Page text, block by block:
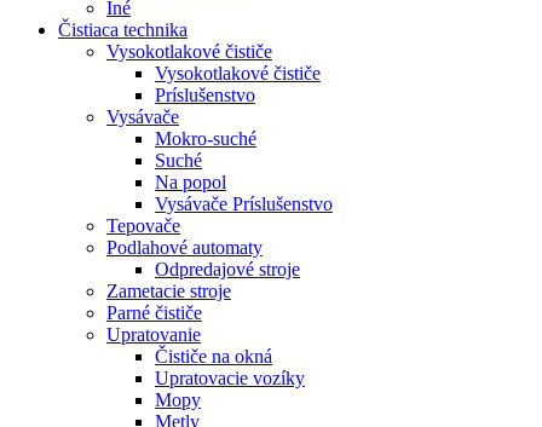
Iné
Čistiaca technika
Vysokotlakové čističe
Vysokotlakové čističe
Príslušenstvo
Vysávače
Mokro-suché
Suché
Na popol
Vysávače Príslušenstvo
Tepovače
Podlahové automaty
Odpredajové stroje
Zametacie stroje
Parné čističe
Upratovanie
Čističe na okná
Upratovacie vozíky
Mopy
Metly